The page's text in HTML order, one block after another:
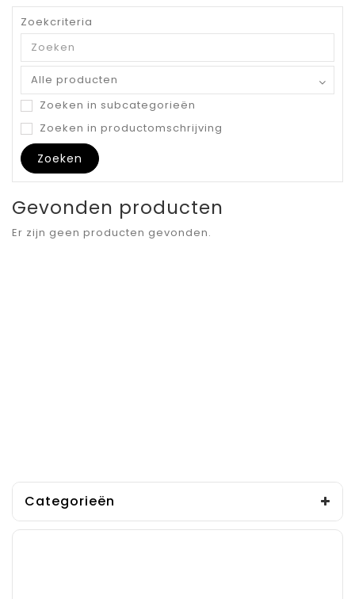
Zoekcriteria
Zoeken in subcategorieën
Zoeken in productomschrijving
Gevonden producten
Er zijn geen producten gevonden.
Categorieën